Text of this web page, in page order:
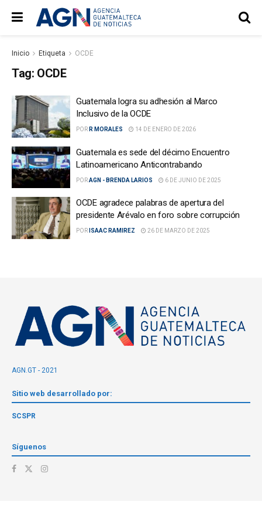
Inicio Etiqueta OCDE
Tag: OCDE
Guatemala logra su adhesión al Marco
Inclusivo de la OCDE
POR R MORALES 14 DE ENERO DE 2026
Guatemala es sede del décimo Encuentro
Latinoamericano Anticontrabando
PORAGN - BRENDA LARIOS 6 DE JUNIO DE 2025
OCDE agradece palabras de apertura del
presidente Arévalo en foro sobre corrupción
POR ISAAC RAMIREZ 26 DE MARZO DE 2025
AGN.GT - 2021
Sitio web desarrollado por:
SCSPR
Síguenos